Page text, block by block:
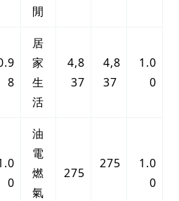
閒
8
居
家
生
活
4,8
37
4,8
37
1.0
0
0
油
電
燃
氣
275
275
1.0
0